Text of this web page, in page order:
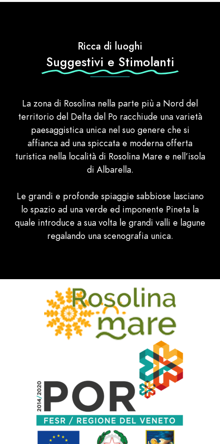
Ricca di luoghi
Suggestivi e Stimolanti
La zona di Rosolina nella parte più a Nord del
territorio del Delta del Po racchiude una varietà
paesaggistica unica nel suo genere che si
affianca ad una spiccata e moderna offerta
turistica nella località di Rosolina Mare e nell’isola
di Albarella.
Le grandi e profonde spiaggie sabbiose lasciano
lo spazio ad una verde ed imponente Pineta la
quale introduce a sua volta le grandi valli e lagune
regalando una scenografia unica.